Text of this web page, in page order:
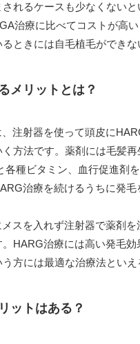
れるケースも少なくないと
治療に比べてコストが高
ときには自毛植毛ができな
メリットとは？
注射器を使って頭皮に
く方法です。薬剤には毛髪
各種ビタミン、血行促進剤
治療を続けるうちに発
スを入れず注射器で薬剤
。HARG治療には高い発毛
方には最適な治療法といえ
ットはある？